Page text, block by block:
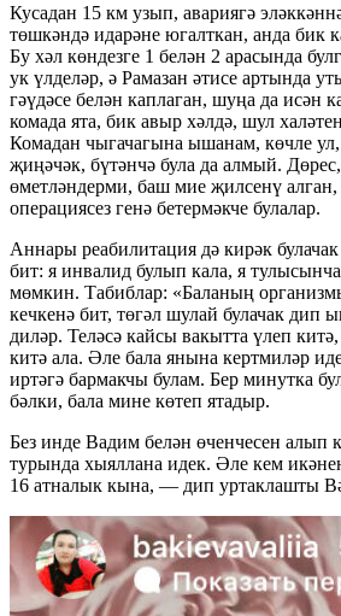
Кусадан 15 км узып, авариягә
төшкәндә идарәне югалткан, анда бик
Бу хәл көндезге 1 белән 2 арасында
ук үлделәр, ә Рамазан әтисе артында
гәүдәсе белән каплаган, шуңа да исән
комада ята, бик авыр хәлдә, шул
Комадан чыгачагына ышанам, көчле
җиңәчәк, бүтәнчә була да алмый.
өметләндерми, баш мие җилсенү
операциясез генә бетермәкче булалар.
Аннары реабилитация дә кирәк
бит: я инвалид булып кала, я
мөмкин. Табиблар: «Баланың
кечкенә бит, төгәл шулай булачак
диләр. Теләсә кайсы вакытта үлеп
китә ала. Әле бала янына кертмиләр
иртәгә бармакчы булам. Бер минутка
бәлки, бала мине көтеп ятадыр.
Без инде Вадим белән өченчесен алып
турында хыяллана идек. Әле кем
16 атналык кына, — дип уртаклашты